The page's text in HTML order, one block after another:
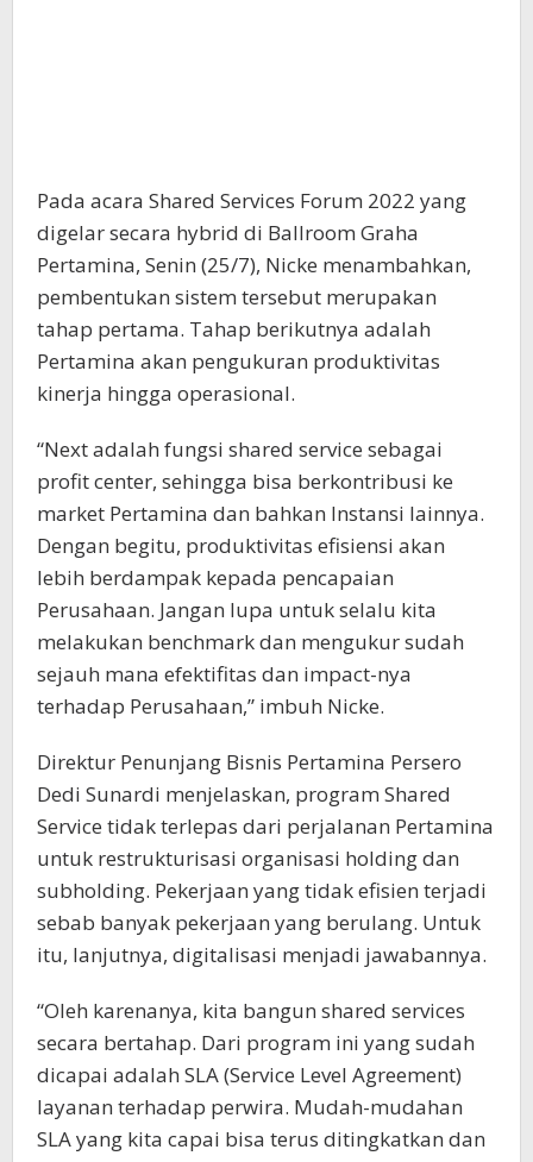
Pada acara Shared Services Forum 2022 yang
digelar secara hybrid di Ballroom Graha
Pertamina, Senin (25/7), Nicke menambahkan,
pembentukan sistem tersebut merupakan
tahap pertama. Tahap berikutnya adalah
Pertamina akan pengukuran produktivitas
kinerja hingga operasional.
“Next adalah fungsi shared service sebagai
profit center, sehingga bisa berkontribusi ke
market Pertamina dan bahkan Instansi lainnya.
Dengan begitu, produktivitas efisiensi akan
lebih berdampak kepada pencapaian
Perusahaan. Jangan lupa untuk selalu kita
melakukan benchmark dan mengukur sudah
sejauh mana efektifitas dan impact-nya
terhadap Perusahaan,” imbuh Nicke.
Direktur Penunjang Bisnis Pertamina Persero
Dedi Sunardi menjelaskan, program Shared
Service tidak terlepas dari perjalanan Pertamina
untuk restrukturisasi organisasi holding dan
subholding. Pekerjaan yang tidak efisien terjadi
sebab banyak pekerjaan yang berulang. Untuk
itu, lanjutnya, digitalisasi menjadi jawabannya.
“Oleh karenanya, kita bangun shared services
secara bertahap. Dari program ini yang sudah
dicapai adalah SLA (Service Level Agreement)
layanan terhadap perwira. Mudah-mudahan
SLA yang kita capai bisa terus ditingkatkan dan